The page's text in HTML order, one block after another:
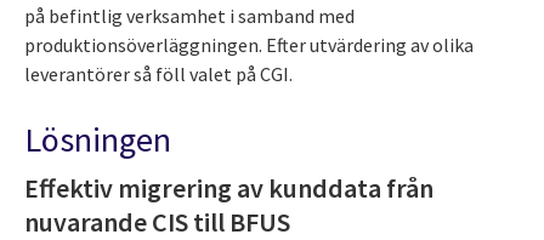
på befintlig verksamhet i samband med
produktionsöverläggningen. Efter utvärdering av olika
leverantörer så föll valet på CGI.
Lösningen
Effektiv migrering av kunddata från
nuvarande CIS till BFUS